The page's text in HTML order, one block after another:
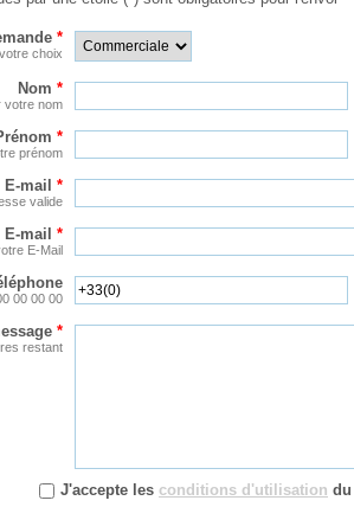
*
choix
Nom *
votre nom
*
prénom
E-mail *
valide
mail *
E-Mail
00 00 00
*
restant
J'accepte les conditions d'utilisation